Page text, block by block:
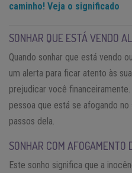
caminho! Veja o significado
SONHAR QUE ESTÁ VENDO
Quando sonhar que está vendo
um alerta para ficar atento às
prejudicar você
pessoa que está se afogando
passos dela.
SONHAR COM AFOGAMENTO
Este sonho significa que a